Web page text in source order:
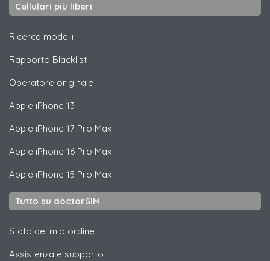
Cellulari più liberi
Ricerca modelli
Rapporto Blacklist
Operatore originale
Apple iPhone 13
Apple iPhone 17 Pro Max
Apple iPhone 16 Pro Max
Apple iPhone 15 Pro Max
Tutto su doctorSIM
Stato del mio ordine
Assistenza e supporto